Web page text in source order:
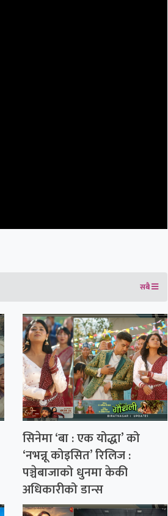
सबै
सिनेमा ‘बा : एक योद्धा’ को
‘नभन्नू कोइसित’ रिलिज :
पञ्चेबाजाको धुनमा केकी
अधिकारीको डान्स